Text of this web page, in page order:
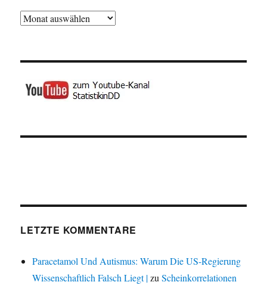
Archiv
LETZTE KOMMENTARE
Paracetamol Und Autismus: Warum Die US-Regierung
Wissenschaftlich Falsch Liegt |zuScheinkorrelationen